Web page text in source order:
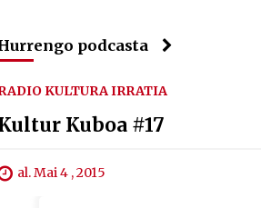
podcasta
KULTURA IRRATIA
Kuboa #17
al. Mai 4 , 2015